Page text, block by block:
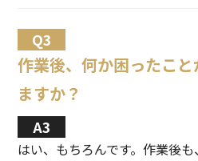
作業後、何か困ったこ
ますか？
はい、もちろんです。作業後